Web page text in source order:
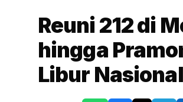
Reuni 212 di
hingga
Libur Nasional